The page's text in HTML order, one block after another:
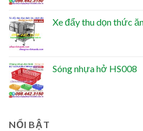
Xe đẩy thu dọn thức
Sóng nhựa hở HS008
NỔI BẬT